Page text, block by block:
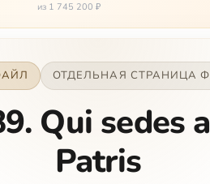
из 1 745 200 ₽
ОТДЕЛЬНАЯ СТРАНИЦА
Qui sedes
Patris